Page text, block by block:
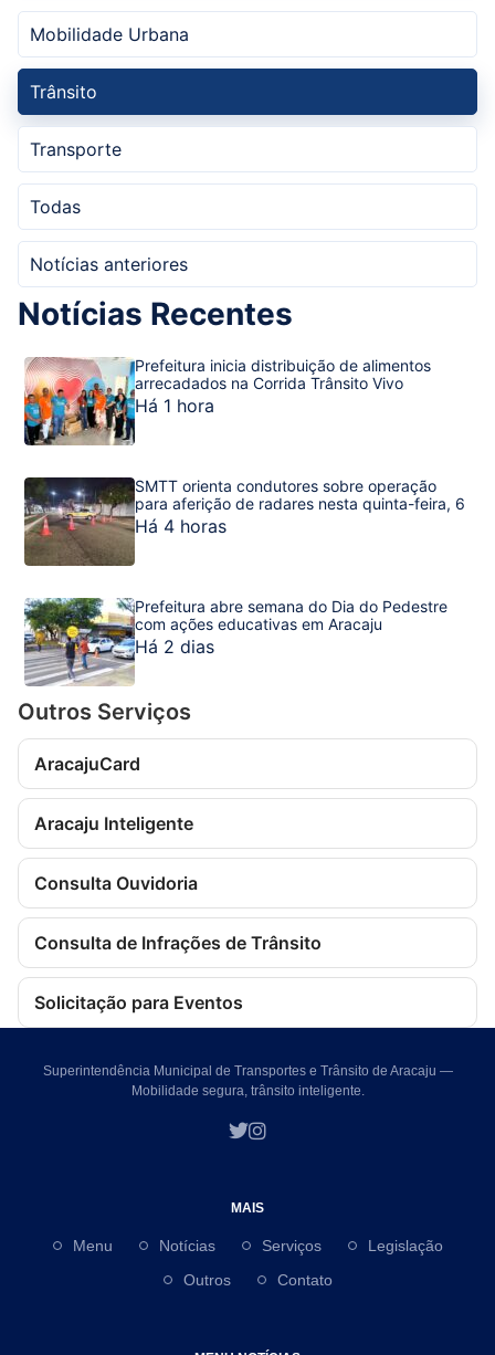
Mobilidade Urbana
Trânsito
Transporte
Todas
Notícias anteriores
Notícias Recentes
Prefeitura inicia distribuição de alimentos
arrecadados na Corrida Trânsito Vivo
Há 1 hora
SMTT orienta condutores sobre operação
para aferição de radares nesta quinta-feira, 6
Há 4 horas
Prefeitura abre semana do Dia do Pedestre
com ações educativas em Aracaju
Há 2 dias
Outros Serviços
AracajuCard
Aracaju Inteligente
Consulta Ouvidoria
Consulta de Infrações de Trânsito
Solicitação para Eventos
Superintendência Municipal de Transportes e Trânsito de Aracaju —
Mobilidade segura, trânsito inteligente.
MAIS
Menu Notícias Serviços
Legislação
Outros
Contato